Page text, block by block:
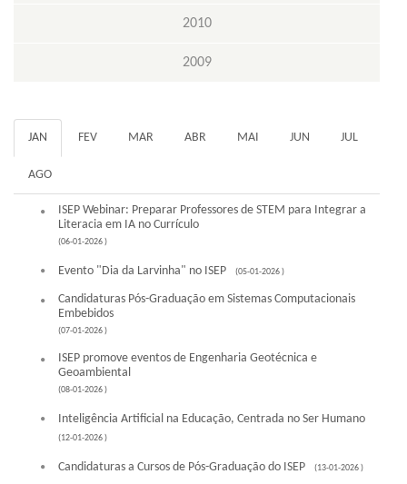
2010
2009
JAN FEV MAR ABR MAI JUN JUL
AGO
ISEP Webinar: Preparar Professores de STEM para Integrar a
Literacia em IA no Currículo
(06-01-2026 )
Evento "Dia da Larvinha" no ISEP (05-01-2026 )
Candidaturas Pós-Graduação em Sistemas Computacionais
Embebidos
(07-01-2026 )
ISEP promove eventos de Engenharia Geotécnica e
Geoambiental
(08-01-2026 )
Inteligência Artificial na Educação, Centrada no Ser Humano
(12-01-2026 )
Candidaturas a Cursos de Pós-Graduação do ISEP (13-01-2026 )